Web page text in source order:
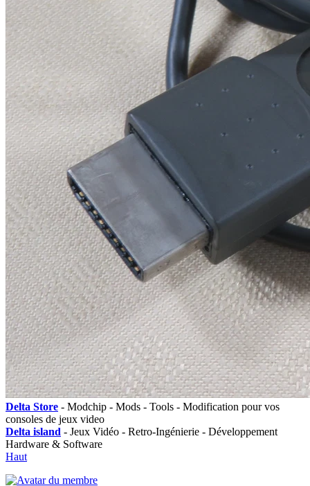
Delta Store - Modchip - Mods - Tools - Modification pour vos
consoles de jeux video
Delta island - Jeux Vidéo - Retro-Ingénierie - Développement
Hardware & Software
Haut